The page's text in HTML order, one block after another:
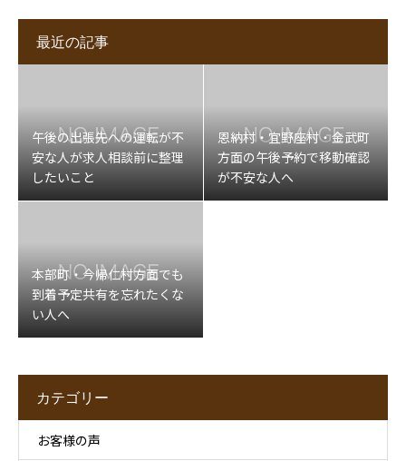
最近の記事
午後の出張先への運転が不
安な人が求人相談前に整理
したいこと
恩納村・宜野座村・金武町
方面の午後予約で移動確認
が不安な人へ
本部町・今帰仁村方面でも
到着予定共有を忘れたくな
い人へ
カテゴリー
お客様の声